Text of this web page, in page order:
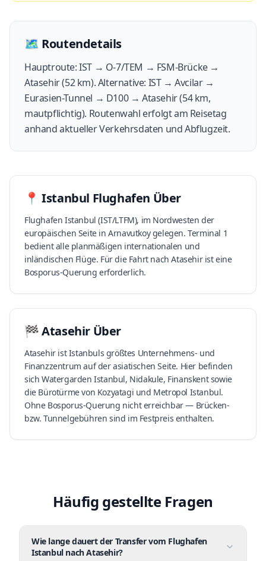
🗺️ Routendetails
Hauptroute: IST → O-7/TEM → FSM-Brücke →
Atasehir (52 km). Alternative: IST → Avcilar →
Eurasien-Tunnel → D100 → Atasehir (54 km,
mautpflichtig). Routenwahl erfolgt am Reisetag
anhand aktueller Verkehrsdaten und Abflugzeit.
📍Istanbul Flughafen Über
Flughafen Istanbul (IST/LTFM), im Nordwesten der
europäischen Seite in Arnavutkoy gelegen. Terminal 1
bedient alle planmäßigen internationalen und
inländischen Flüge. Für die Fahrt nach Atasehir ist eine
Bosporus-Querung erforderlich.
🏁Atasehir Über
Atasehir ist Istanbuls größtes Unternehmens- und
Finanzzentrum auf der asiatischen Seite. Hier befinden
sich Watergarden Istanbul, Nidakule, Finanskent sowie
die Bürotürme von Kozyatagi und Metropol Istanbul.
Ohne Bosporus-Querung nicht erreichbar — Brücken-
bzw. Tunnelgebühren sind im Festpreis enthalten.
Häufig gestellte Fragen
Wie lange dauert der Transfer vom Flughafen
Istanbul nach Atasehir?